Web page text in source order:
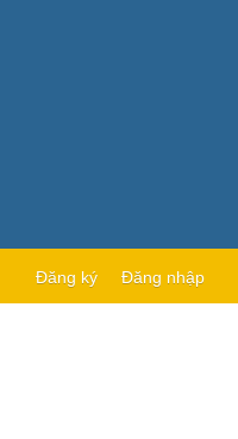
Đăng ký Đăng nhập